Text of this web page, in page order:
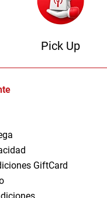
Pick Up
GiftCard